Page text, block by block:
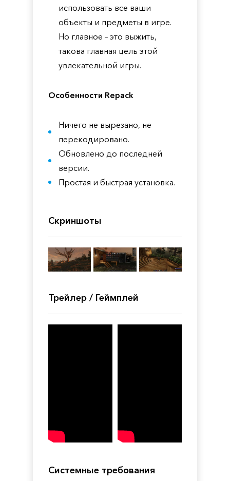
использовать все ваши
объекты и предметы в игре.
Но главное – это выжить,
такова главная цель этой
увлекательной игры.
Особенности Repack
Ничего не вырезано, не
перекодировано.
Обновлено до последней
версии.
Простая и быстрая установка.
Скриншоты
Трейлер / Геймплей
Системные требования